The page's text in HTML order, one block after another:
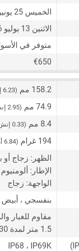
الخميس 25 يونيو 2026
الاثنين 13 يوليو 2026
متوفر في
€650
158.2 مم (6.23 إنش)
74.9 مم (2.95 إنش)
8.4 مم (0.33 إنش)
194 غرام (6.84 أونصة)
الظهر: زجاج
الإطار: ألومنيوم
الواجهة: زجاج
بنفسجي ، أبيض
مقاوم للغبار
1.5 متر لمدة 30 دقيقة)
IP68 ، IP69K